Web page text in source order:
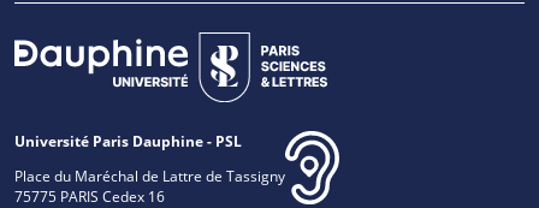
Université Paris Dauphine - PSL
Place du Maréchal de Lattre de Tassigny
75775 PARIS Cedex 16